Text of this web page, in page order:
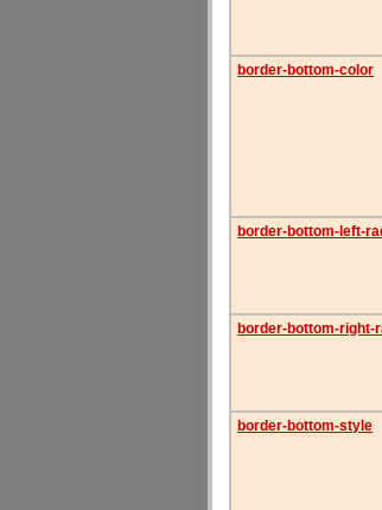
border-bottom-color
border-bottom-left-
border-bottom-right-
border-bottom-style